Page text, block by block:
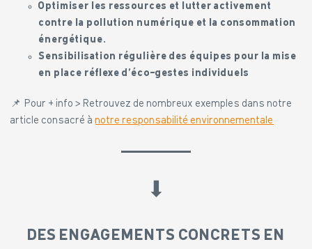
Optimiser les ressources et lutter activement
contre la pollution numérique et la consommation
énergétique.
Sensibilisation régulière des équipes pour la mise
en place réflexe d’éco-gestes individuels
📌 Pour + info > Retrouvez de nombreux exemples dans notre
article consacré ànotre responsabilité environnementale
⬇︎
DES ENGAGEMENTS CONCRETS EN